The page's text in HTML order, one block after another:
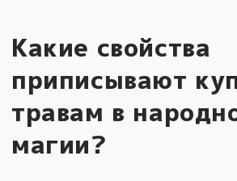
Какие свойства
приписывают
травам в
магии?